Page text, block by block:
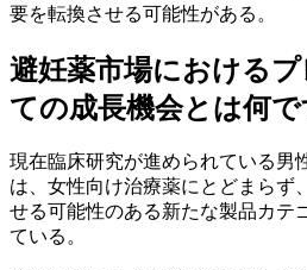
要を転換させる可能性がある。
避妊薬市場における
ての成長機会とは何で
現在臨床研究が進められている男
は、女性向け治療薬にとどまらず
せる可能性のある新たな製品カテ
ている。